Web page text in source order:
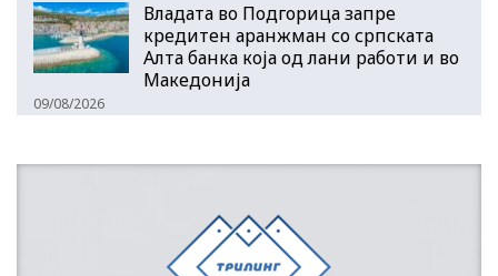
Владата во Подгорица запре
кредитен аранжман со српската
Алта банка која од лани работи и во
Македонија
09/08/2026